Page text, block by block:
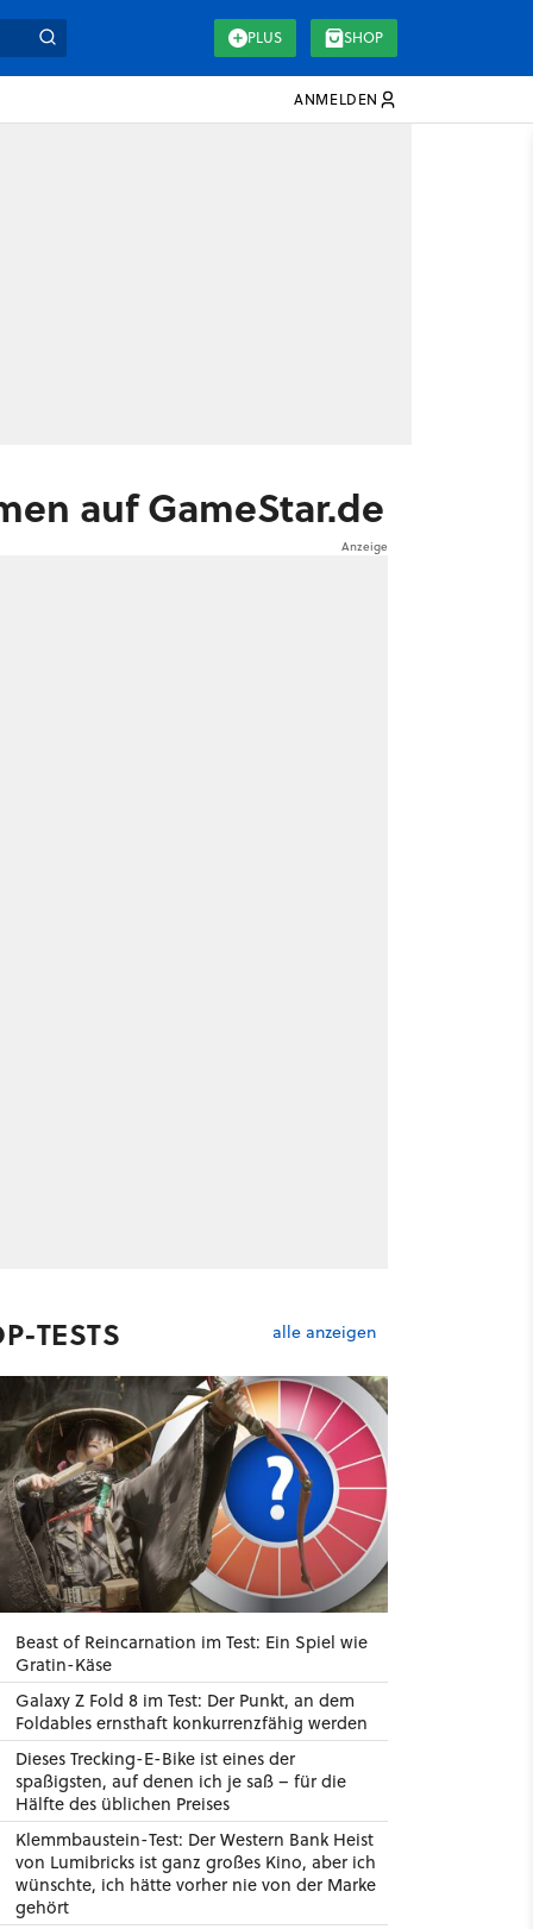
PLUS SHOP
ANMELDEN
auf GameStar.de
TESTS alle anzeigen
Beast of Reincarnation im Test: Ein Spiel wie
Gratin-Käse
Galaxy Z Fold 8 im Test: Der Punkt, an dem
Foldables ernsthaft konkurrenzfähig werden
Dieses Trecking-E-Bike ist eines der
spaßigsten, auf denen ich je saß – für die
Hälfte des üblichen Preises
Klemmbaustein-Test: Der Western Bank Heist
von Lumibricks ist ganz großes Kino, aber ich
wünschte, ich hätte vorher nie von der Marke
gehört